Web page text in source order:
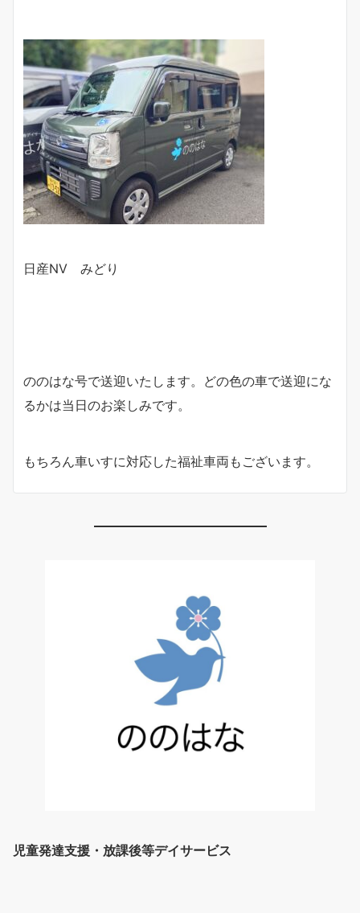
日産NV みどり
ののはな号で送迎いたします。どの色の車で送迎にな
るかは当日のお楽しみです。
もちろん車いすに対応した福祉車両もございます。
児童発達支援・放課後等デイサービス